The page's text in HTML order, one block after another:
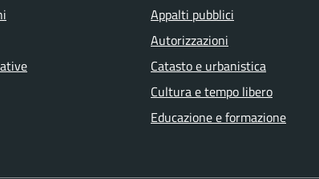
Appalti pubblici
Autorizzazioni
Catasto e urbanistica
Cultura e tempo libero
Educazione e formazione